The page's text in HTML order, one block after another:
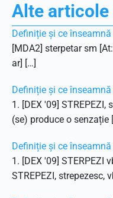
Alte
Definiție și ce
[MDA2] sterpetar sm
ar] […]
Definiție și ce înseamnă
1. [DEX '09] STREPEZI,
(se) produce o senzație
Definiție și ce
1. [DEX '09] STERPEZI
STREPEZI, strepezesc,